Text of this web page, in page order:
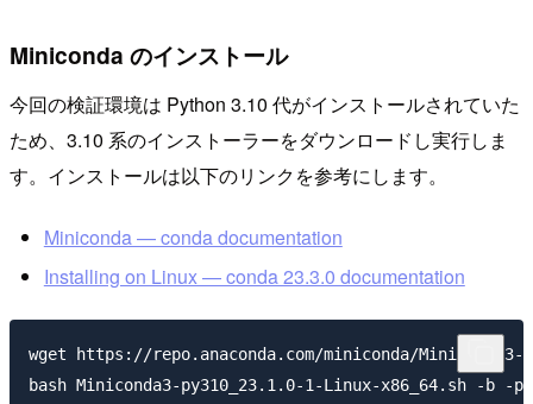
Miniconda のインストール
今回の検証環境は Python 3.10 代がインストールされていた
ため、3.10 系のインストーラーをダウンロードし実行しま
す。インストールは以下のリンクを参考にします。
Miniconda — conda documentation
Installing on Linux — conda 23.3.0 documentation
wget https://repo.anaconda.com/miniconda/Miniconda3-
bash Miniconda3-py310_23.1.0-1-Linux-x86_64.sh -b -p